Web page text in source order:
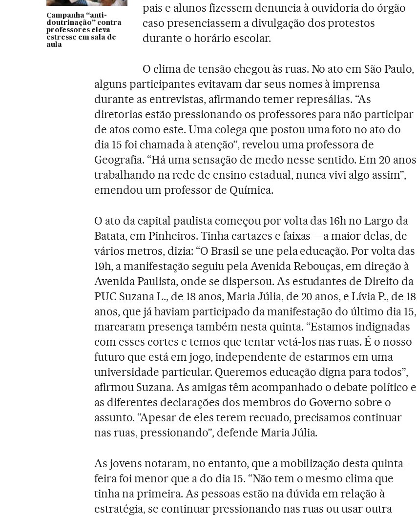
Campanha “anti-
doutrinação” contra
professores eleva
estresse em sala de
aula
pais e alunos fizessem denuncia à ouvidoria do órgão
caso presenciassem a divulgação dos protestos
durante o horário escolar.
O clima de tensão chegou às ruas. No ato em São Paulo,
alguns participantes evitavam dar seus nomes à imprensa
durante as entrevistas, afirmando temer represálias. “As
diretorias estão pressionando os professores para não participar
de atos como este. Uma colega que postou uma foto no ato do
dia 15 foi chamada à atenção”, revelou uma professora de
Geografia. “Há uma sensação de medo nesse sentido. Em 20 anos
trabalhando na rede de ensino estadual, nunca vivi algo assim”,
emendou um professor de Química.
O ato da capital paulista começou por volta das 16h no Largo da
Batata, em Pinheiros. Tinha cartazes e faixas —a maior delas, de
vários metros, dizia: “O Brasil se une pela educação. Por volta das
19h, a manifestação seguiu pela Avenida Rebouças, em direção à
Avenida Paulista, onde se dispersou. As estudantes de Direito da
PUC Suzana L., de 18 anos, Maria Júlia, de 20 anos, e Lívia P., de 18
anos, que já haviam participado da manifestação do último dia 15,
marcaram presença também nesta quinta. “Estamos indignadas
com esses cortes e temos que tentar vetá-los nas ruas. É o nosso
futuro que está em jogo, independente de estarmos em uma
universidade particular. Queremos educação digna para todos”,
afirmou Suzana. As amigas têm acompanhado o debate político e
as diferentes declarações dos membros do Governo sobre o
assunto. “Apesar de eles terem recuado, precisamos continuar
nas ruas, pressionando”, defende Maria Júlia.
As jovens notaram, no entanto, que a mobilização desta quinta-
feira foi menor que a do dia 15. “Não tem o mesmo clima que
tinha na primeira. As pessoas estão na dúvida em relação à
estratégia, se continuar pressionando nas ruas ou usar outra